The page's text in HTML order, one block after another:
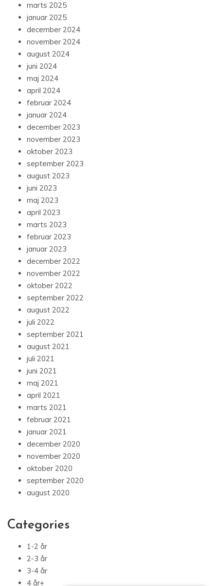
marts 2025
januar 2025
december 2024
november 2024
august 2024
juni 2024
maj 2024
april 2024
februar 2024
januar 2024
december 2023
november 2023
oktober 2023
september 2023
august 2023
juni 2023
maj 2023
april 2023
marts 2023
februar 2023
januar 2023
december 2022
november 2022
oktober 2022
september 2022
august 2022
juli 2022
september 2021
august 2021
juli 2021
juni 2021
maj 2021
april 2021
marts 2021
februar 2021
januar 2021
december 2020
november 2020
oktober 2020
september 2020
august 2020
Categories
1-2 år
2-3 år
3-4 år
4 år+